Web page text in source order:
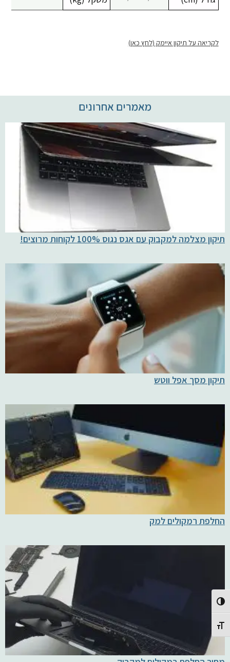
Toggle High Contrast
Toggle Font size
לקריאה על תיקון איימק (לחץ כאן)
מאמרים אחרונים
תיקון מצלמה למקבוק עם אגס נגוס 100% לקוחות מרוצים!
תיקון מסך אפל ווטש
החלפת רמקולים למק